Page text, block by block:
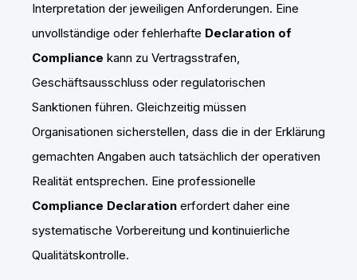
Interpretation der jeweiligen Anforderungen. Eine
unvollständige oder fehlerhafte Declaration of
Compliance kann zu Vertragsstrafen,
Geschäftsausschluss oder regulatorischen
Sanktionen führen. Gleichzeitig müssen
Organisationen sicherstellen, dass die in der Erklärung
gemachten Angaben auch tatsächlich der operativen
Realität entsprechen. Eine professionelle
Compliance Declaration erfordert daher eine
systematische Vorbereitung und kontinuierliche
Qualitätskontrolle.